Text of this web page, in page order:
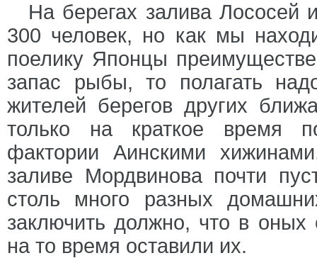
На берегах залива
300 человек, но как мы
поелику Японцы
запас рыбы, то полагать
жителей берегов других
только на краткое время
фактории Аинскими
заливе Мордвинова почти
столь много разных
заключить должно, что в
на то время оставили их.